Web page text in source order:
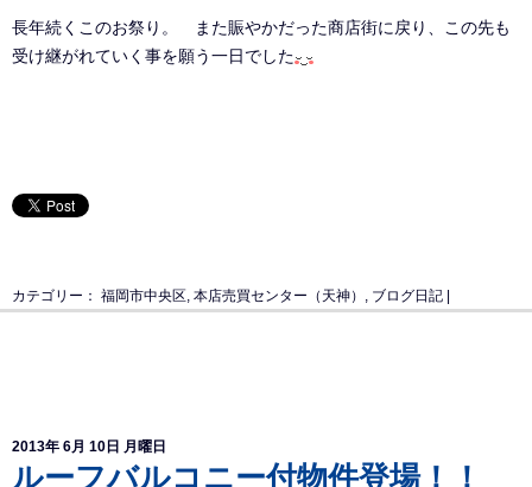
長年続くこのお祭り。 また賑やかだった商店街に戻り、この先も
受け継がれていく事を願う一日でした
カテゴリー： 福岡市中央区 本店売買センター（天神） ブログ日記 |
2013年 6月 10日 月曜日
ルーフバルコニー付物件登場！！